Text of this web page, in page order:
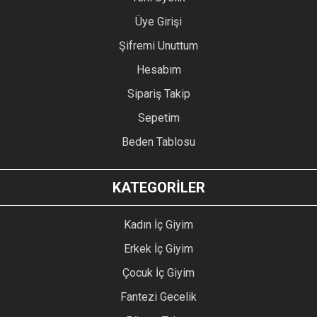
Üye Girişi
Şifremi Unuttum
Hesabım
Sipariş Takip
Sepetim
Beden Tablosu
KATEGORİLER
Kadın İç Giyim
Erkek İç Giyim
Çocuk İç Giyim
Fantezi Gecelik